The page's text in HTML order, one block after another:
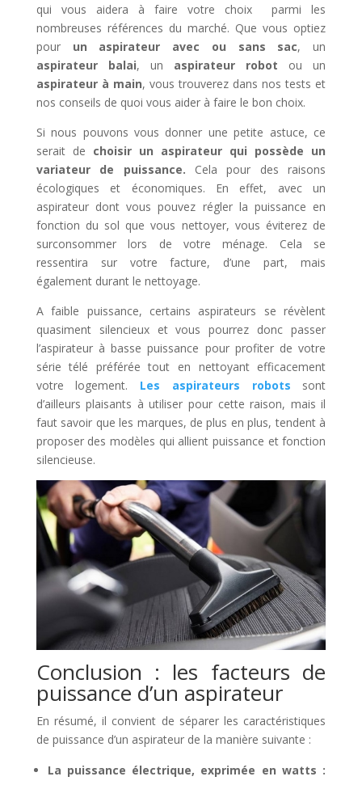
qui vous aidera à faire votre choix parmi les
nombreuses références du marché. Que vous optiez
pour un aspirateur avec ou sans sac, un
aspirateur balai, un aspirateur robot ou un
aspirateur à main, vous trouverez dans nos tests et
nos conseils de quoi vous aider à faire le bon choix.
Si nous pouvons vous donner une petite astuce, ce
serait de choisir un aspirateur qui possède un
variateur de puissance. Cela pour des raisons
écologiques et économiques. En effet, avec un
aspirateur dont vous pouvez régler la puissance en
fonction du sol que vous nettoyer, vous éviterez de
surconsommer lors de votre ménage. Cela se
ressentira sur votre facture, d’une part, mais
également durant le nettoyage.
A faible puissance, certains aspirateurs se révèlent
quasiment silencieux et vous pourrez donc passer
l’aspirateur à basse puissance pour profiter de votre
série télé préférée tout en nettoyant efficacement
votre logement. Les aspirateurs robots sont
d’ailleurs plaisants à utiliser pour cette raison, mais il
faut savoir que les marques, de plus en plus, tendent à
proposer des modèles qui allient puissance et fonction
silencieuse.
Conclusion : les facteurs de
puissance d’un aspirateur
En résumé, il convient de séparer les caractéristiques
de puissance d’un aspirateur de la manière suivante :
La puissance électrique, exprimée en watts :